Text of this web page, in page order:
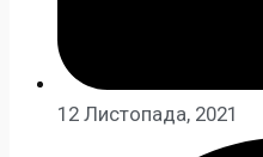
12 Листопада, 2021